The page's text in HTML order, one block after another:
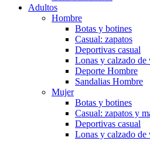
Adultos
Hombre
Botas y botines
Casual: zapatos
Deportivas casual
Lonas y calzado de
Deporte Hombre
Sandalias Hombre
Mujer
Botas y botines
Casual: zapatos y
Deportivas casual
Lonas y calzado de